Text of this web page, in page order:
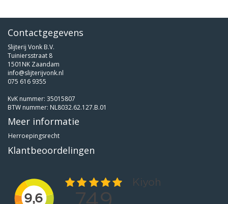
Contactgegevens
Slijterij Vonk B.V.
Tuiniersstraat 8
1501NK Zaandam
info@slijterijvonk.nl
075 616 9355
KvK nummer: 35015807
BTW nummer: NL8032.62.127.B.01
Meer informatie
Herroepingsrecht
Klantbeoordelingen